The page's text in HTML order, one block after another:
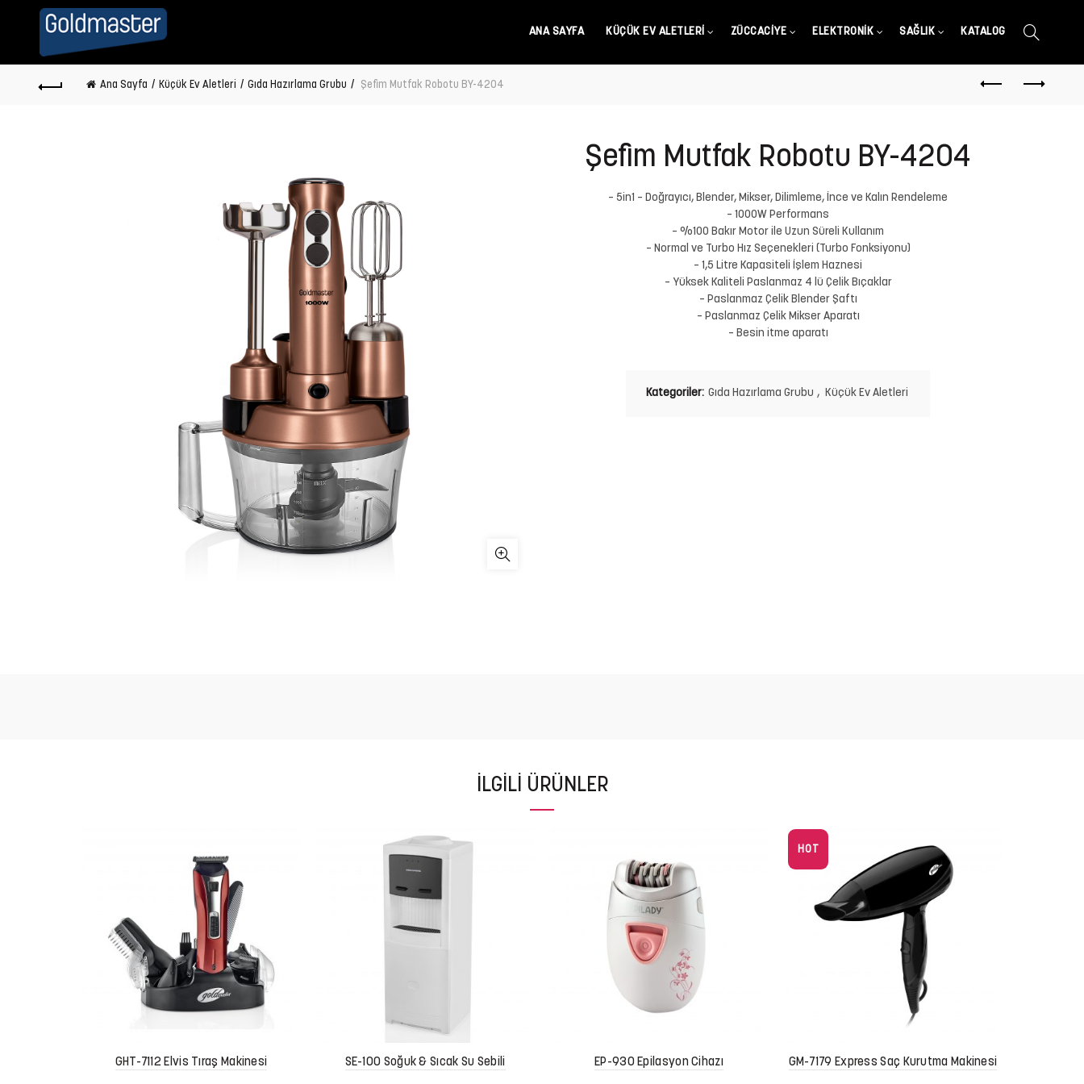
ANA SAYFA KÜÇÜK EV ALETLERI ZÜCCACIYE ELEKTRONIK SAĞLIK KATALOG
Ana Sayfa Küçük Ev Aletleri Gıda Hazırlama Grubu Şefim Mutfak Robotu BY-4204
Şefim Mutfak Robotu BY-4204
– 5in1 – Doğrayıcı, Blender, Mikser, Dilimleme, İnce ve Kalın Rendeleme
– 1000W Performans
– %100 Bakır Motor ile Uzun Süreli Kullanım
– Normal ve Turbo Hız Seçenekleri (Turbo Fonksiyonu)
– 1,5 Litre Kapasiteli İşlem Haznesi
– Yüksek Kaliteli Paslanmaz 4 lü Çelik Bıçaklar
– Paslanmaz Çelik Blender Şaftı
– Paslanmaz Çelik Mikser Aparatı
– Besin itme aparatı
Kategoriler: Gıda Hazırlama Grubu , Küçük Ev Aletleri
İLGILI ÜRÜNLER
GHT-7112 Elvis Tıraş Makinesi SE-100 Soğuk & Sıcak Su Sebili EP-930 Epilasyon Cihazı
HOT
GM-7179 Express Saç Kurutma Makinesi